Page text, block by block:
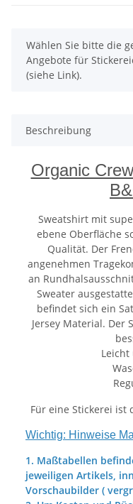
x
Wählen Sie bitte die
Angebote für
(siehe Link).
Beschreibung
Organic
Sweatshirt mit
ebene Oberfläche
Qualität. Der
angenehmen
an
Sweater
befindet sich ein
Jersey Material. Der
Für eine Stickerei ist
Wichtig: Hinweise
1. Maßtabellen
jeweiligen Artikels,
Vorschaubilder (